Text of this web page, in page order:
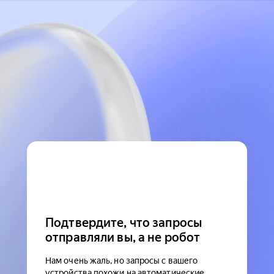
Подтвердите, что запросы
отправляли вы, а не робот
Нам очень жаль, но запросы с вашего